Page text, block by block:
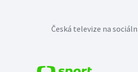
Česká televize na